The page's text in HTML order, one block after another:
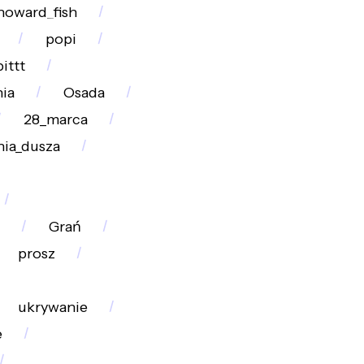
popi
Osada
28_marca
Grań
prosz
ukrywanie